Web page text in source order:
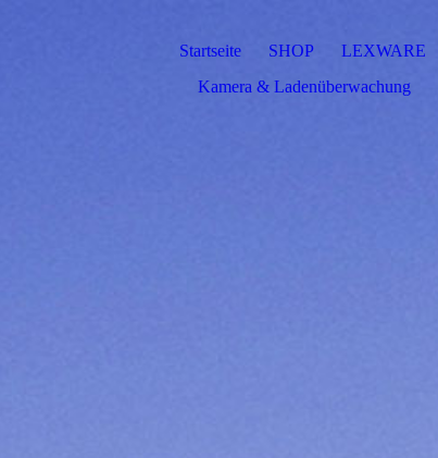
Startseite SHOP LEXWARE
Kamera & Ladenüberwachung